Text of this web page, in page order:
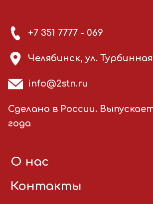
+7 351 7777 - 069
Челябинск, ул.
info@2stn.ru
Сделано в России.
года
О нас
Контакты